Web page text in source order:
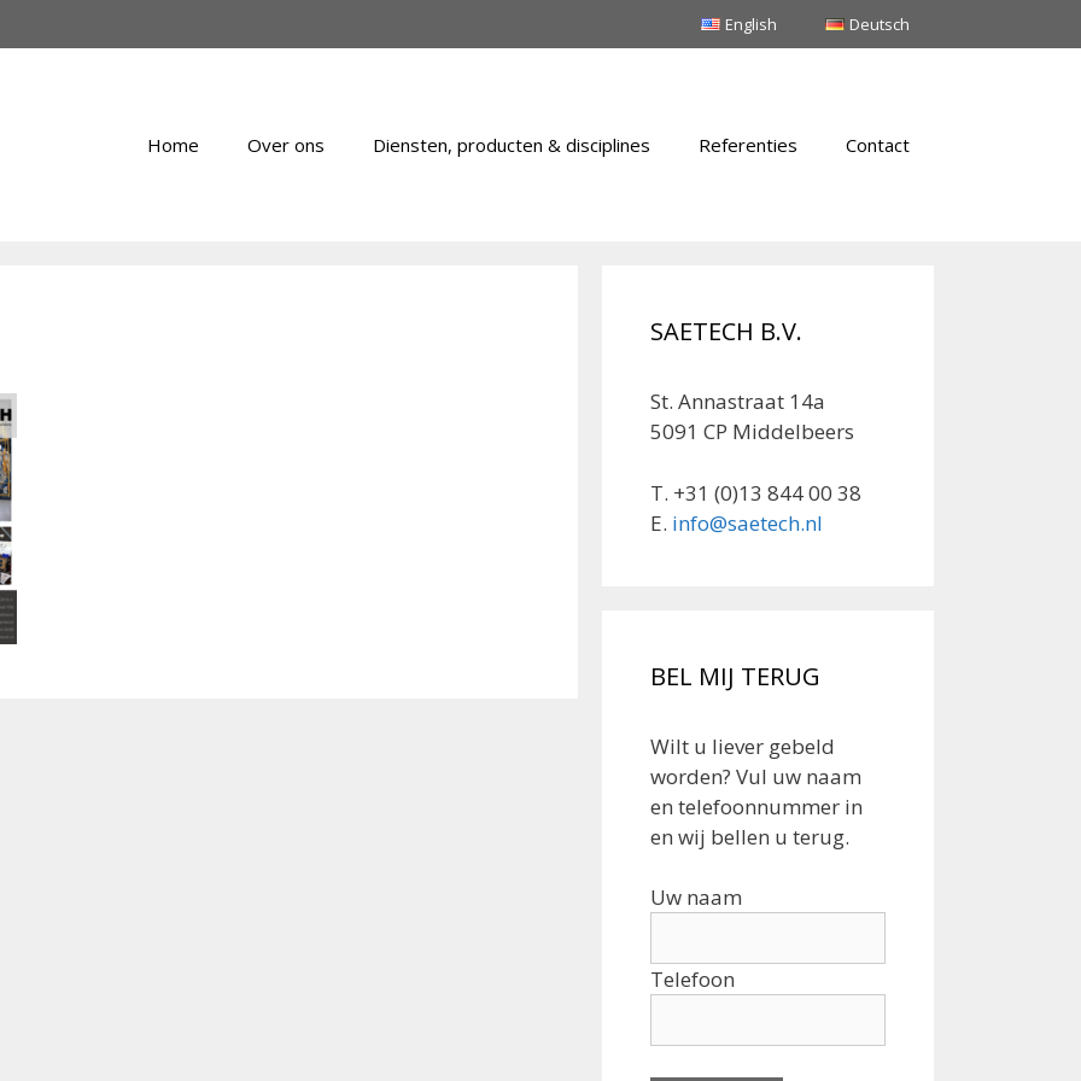
English Deutsch
Home Over ons Diensten, producten & disciplines Referenties Contact
SAETECH B.V.
St. Annastraat 14a
5091 CP Middelbeers
T. +31 (0)13 844 00 38
E. info@saetech.nl
BEL MIJ TERUG
Wilt u liever gebeld
worden? Vul uw naam
en telefoonnummer in
en wij bellen u terug.
Uw naam
Telefoon